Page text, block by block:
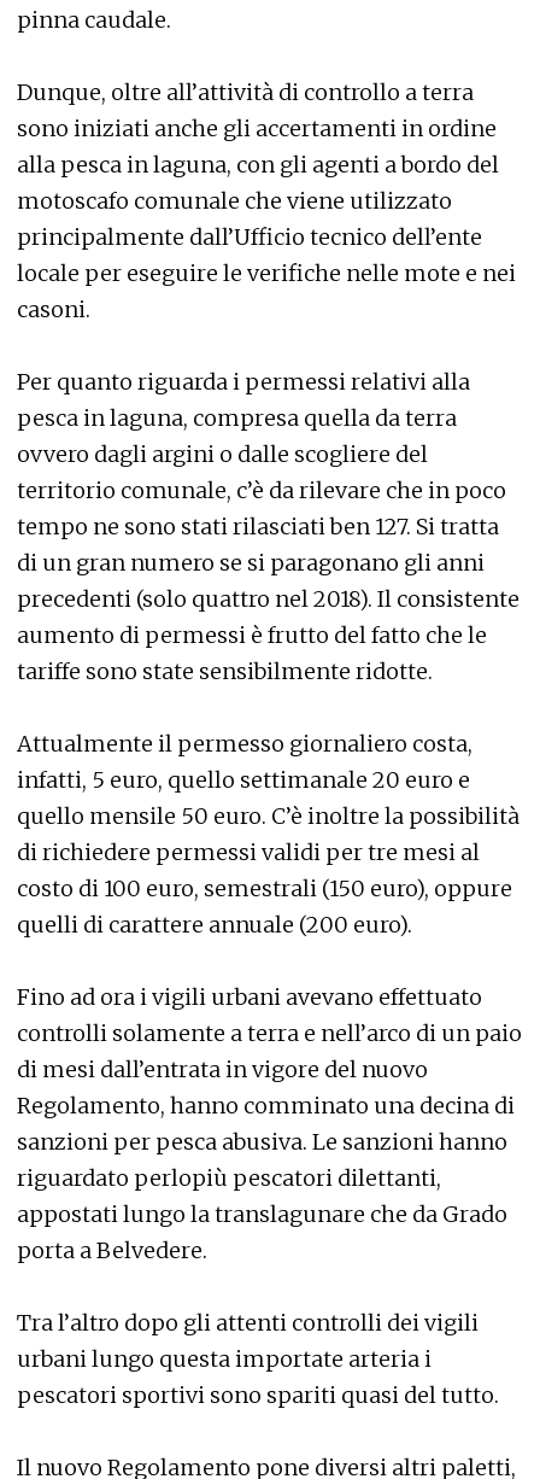
pinna caudale.
Dunque, oltre all’attività di controllo a terra
sono iniziati anche gli accertamenti in ordine
alla pesca in laguna, con gli agenti a bordo del
motoscafo comunale che viene utilizzato
principalmente dall’Ufficio tecnico dell’ente
locale per eseguire le verifiche nelle mote e nei
casoni.
Per quanto riguarda i permessi relativi alla
pesca in laguna, compresa quella da terra
ovvero dagli argini o dalle scogliere del
territorio comunale, c’è da rilevare che in poco
tempo ne sono stati rilasciati ben 127. Si tratta
di un gran numero se si paragonano gli anni
precedenti (solo quattro nel 2018). Il consistente
aumento di permessi è frutto del fatto che le
tariffe sono state sensibilmente ridotte.
Attualmente il permesso giornaliero costa,
infatti, 5 euro, quello settimanale 20 euro e
quello mensile 50 euro. C’è inoltre la possibilità
di richiedere permessi validi per tre mesi al
costo di 100 euro, semestrali (150 euro), oppure
quelli di carattere annuale (200 euro).
Fino ad ora i vigili urbani avevano effettuato
controlli solamente a terra e nell’arco di un paio
di mesi dall’entrata in vigore del nuovo
Regolamento, hanno comminato una decina di
sanzioni per pesca abusiva. Le sanzioni hanno
riguardato perlopiù pescatori dilettanti,
appostati lungo la translagunare che da Grado
porta a Belvedere.
Tra l’altro dopo gli attenti controlli dei vigili
urbani lungo questa importate arteria i
pescatori sportivi sono spariti quasi del tutto.
Il nuovo Regolamento pone diversi altri paletti,